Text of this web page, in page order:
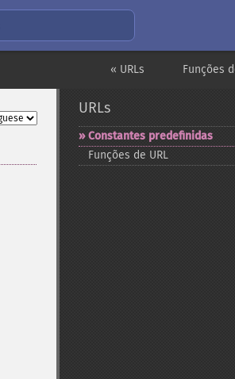
Funções
« URLs
URLs
Constantes predefinidas
Funções de URL